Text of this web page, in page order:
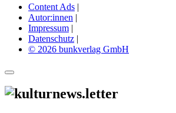
Content Ads |
Autor:innen |
Impressum |
Datenschutz |
© 2026 bunkverlag GmbH